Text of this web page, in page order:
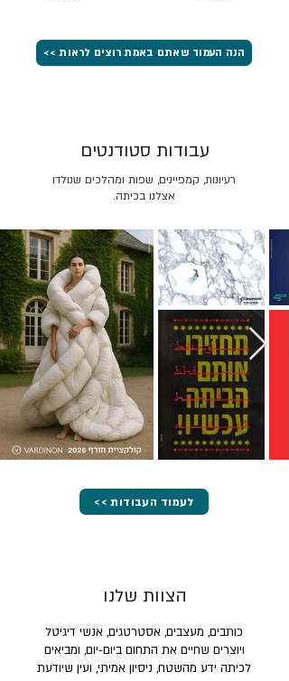
הנה העמוד שאתם באמת רוצים לראות >>
רעיונות, קמפיינים, שפות ומהלכים שנולדו
אצלנו בכיתה.
עבודות סטודנטים
<< לעמוד העבודות
הצוות שלנו
כותבים, מעצבים, אסטרטגים, אנשי דיגיטל
ויוצרים שחיים את התחום ביום-יום, ומביאים
לכיתה ידע מהשטח, ניסיון אמיתי, ועין שיודעת